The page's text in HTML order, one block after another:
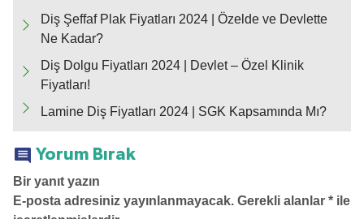
Diş Şeffaf Plak Fiyatları 2024 | Özelde ve Devlette
Ne Kadar?
Diş Dolgu Fiyatları 2024 | Devlet – Özel Klinik
Fiyatları!
Lamine Diş Fiyatları 2024 | SGK Kapsamında Mı?
Yorum Bırak
Bir yanıt yazın
E-posta adresiniz yayınlanmayacak. Gerekli alanlar * ile